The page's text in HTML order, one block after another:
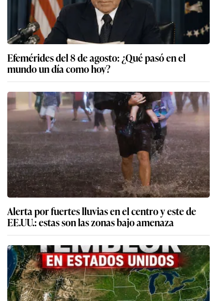
Efemérides del 8 de agosto: ¿Qué pasó en el
mundo un día como hoy?
Alerta por fuertes lluvias en el centro y este de
EE.UU.: estas son las zonas bajo amenaza